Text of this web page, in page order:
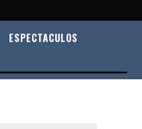
ESPECTACULOS